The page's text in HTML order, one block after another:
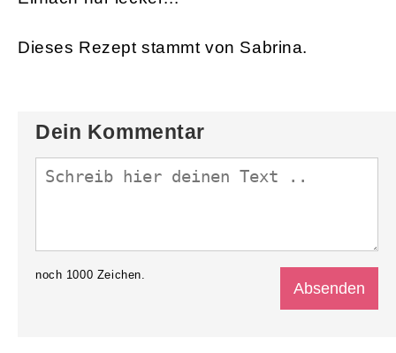
Dieses Rezept stammt von Sabrina.
Dein Kommentar
noch 1000 Zeichen.